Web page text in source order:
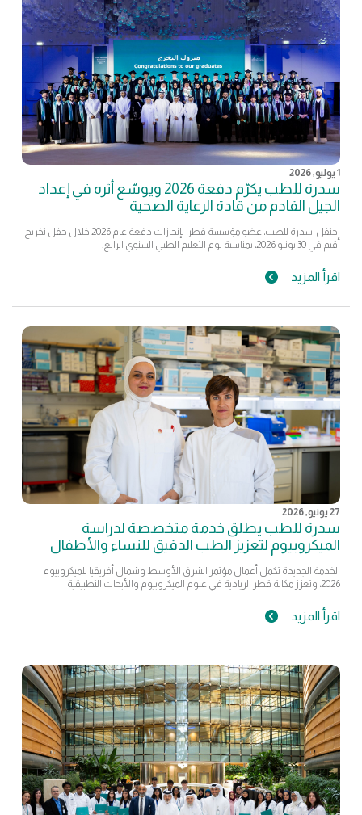
1 يوليو, 2026
سدرة للطب يكرّم دفعة 2026 ويوسّع أثره في إعداد
الجيل القادم من قادة الرعاية الصحية
احتفل سدرة للطب، عضو مؤسسة قطر، بإنجازات دفعة عام 2026 خلال حفل تخريج
أقيم في 30 يونيو 2026، بمناسبة يوم التعليم الطبي السنوي الرابع.
اقرأ المزيد
27 يونيو, 2026
سدرة للطب يطلق خدمة متخصصة لدراسة
الميكروبيوم لتعزيز الطب الدقيق للنساء والأطفال
الخدمة الجديدة تكمل أعمال مؤتمر الشرق الأوسط وشمال أفريقيا للميكروبيوم
2026، وتعزز مكانة قطر الريادية في علوم الميكروبيوم والأبحاث التطبيقية
اقرأ المزيد